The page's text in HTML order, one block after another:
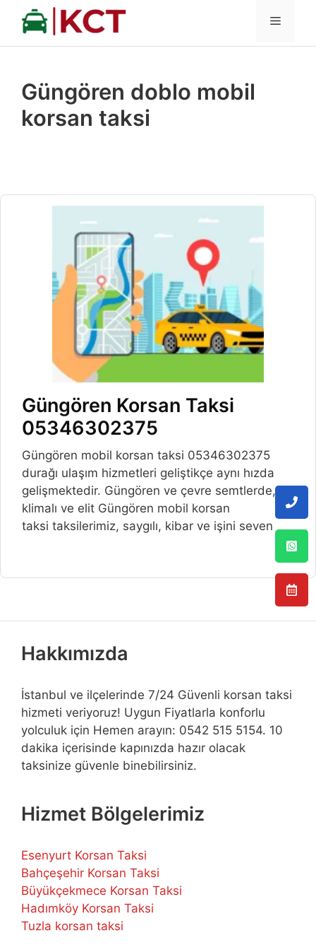
İçeriğe
MENÜ
Güngören doblo mobil
korsan taksi
Güngören Korsan Taksi
05346302375
Güngören mobil korsan taksi 05346302375
durağı ulaşım hizmetleri geliştikçe aynı hızda
gelişmektedir. Güngören ve çevre semtlerde,
klimalı ve elit Güngören mobil korsan
taksi taksilerimiz, saygılı, kibar ve işini seven
Hakkımızda
İstanbul ve ilçelerinde 7/24 Güvenli korsan taksi
hizmeti veriyoruz! Uygun Fiyatlarla konforlu
yolculuk için Hemen arayın: 0542 515 5154. 10
dakika içerisinde kapınızda hazır olacak
taksinize güvenle binebilirsiniz.
Hizmet Bölgelerimiz
Esenyurt Korsan Taksi
Bahçeşehir Korsan Taksi
Büyükçekmece Korsan Taksi
Hadımköy Korsan Taksi
Tuzla korsan taksi